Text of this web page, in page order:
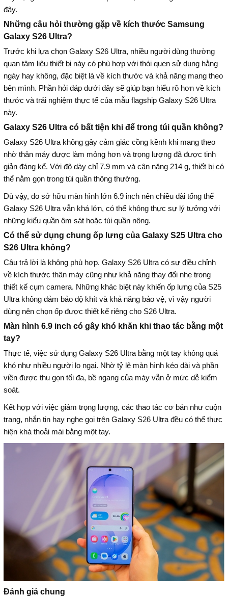
đây.
Những câu hỏi thường gặp về kích thước Samsung
Galaxy S26 Ultra?
Trước khi lựa chọn Galaxy S26 Ultra, nhiều người dùng thường
quan tâm liệu thiết bị này có phù hợp với thói quen sử dụng hằng
ngày hay không, đặc biệt là về kích thước và khả năng mang theo
bên mình. Phần hỏi đáp dưới đây sẽ giúp bạn hiểu rõ hơn về kích
thước và trải nghiệm thực tế của mẫu flagship Galaxy S26 Ultra
này.
Galaxy S26 Ultra có bất tiện khi để trong túi quần không?
Galaxy S26 Ultra không gây cảm giác cồng kềnh khi mang theo
nhờ thân máy được làm mỏng hơn và trọng lượng đã được tinh
giản đáng kể. Với độ dày chỉ 7.9 mm và cân nặng 214 g, thiết bị có
thể nằm gọn trong túi quần thông thường.
Dù vậy, do sở hữu màn hình lớn 6.9 inch nên chiều dài tổng thể
Galaxy S26 Ultra vẫn khá lớn, có thể không thực sự lý tưởng với
những kiểu quần ôm sát hoặc túi quần nông.
Có thể sử dụng chung ốp lưng của Galaxy S25 Ultra cho
S26 Ultra không?
Câu trả lời là không phù hợp. Galaxy S26 Ultra có sự điều chỉnh
về kích thước thân máy cũng như khả năng thay đổi nhẹ trong
thiết kế cụm camera. Những khác biệt này khiến ốp lưng của S25
Ultra không đảm bảo độ khít và khả năng bảo vệ, vì vậy người
dùng nên chọn ốp được thiết kế riêng cho S26 Ultra.
Màn hình 6.9 inch có gây khó khăn khi thao tác bằng một
tay?
Thực tế, việc sử dụng Galaxy S26 Ultra bằng một tay không quá
khó như nhiều người lo ngại. Nhờ tỷ lệ màn hình kéo dài và phần
viền được thu gọn tối đa, bề ngang của máy vẫn ở mức dễ kiểm
soát.
Kết hợp với việc giảm trọng lượng, các thao tác cơ bản như cuộn
trang, nhắn tin hay nghe gọi trên Galaxy S26 Ultra đều có thể thực
hiện khá thoải mái bằng một tay.
Đánh giá chung